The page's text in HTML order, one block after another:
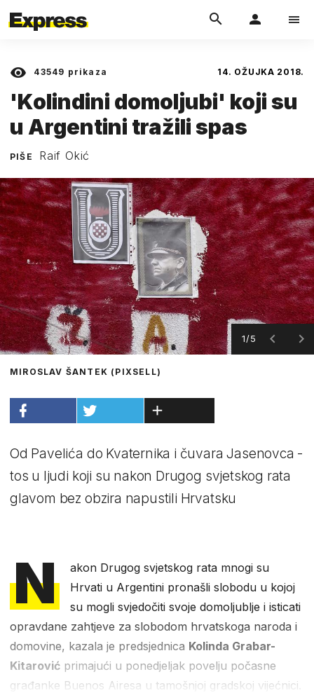
43549 prikaza 14. OŽUJKA 2018.
'Kolindini domoljubi' koji su
u Argentini tražili spas
PIŠE Raif Okić
1/5
MIROSLAV ŠANTEK (PIXSELL)
Od Pavelića do Kvaternika i čuvara Jasenovca -
tos u ljudi koji su nakon Drugog svjetskog rata
glavom bez obzira napustili Hrvatsku
N
akon Drugog svjetskog rata mnogi su
Hrvati u Argentini pronašli slobodu u kojoj
su mogli svjedočiti svoje domoljublje i isticati
opravdane zahtjeve za slobodom hrvatskoga naroda i
domovine, kazala je predsjednica Kolinda Grabar-
Kitarović primajući u ponedjeljak povelju počasne
građanke Buenos Airesa u tamošnjoj gradskoj vijećnici.